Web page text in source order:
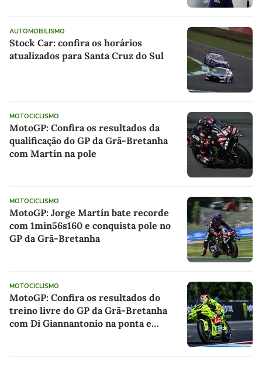
AUTOMOBILISMO
Stock Car: confira os horários
atualizados para Santa Cruz do Sul
MOTOCICLISMO
MotoGP: Confira os resultados da
qualificação do GP da Grã-Bretanha
com Martín na pole
MOTOCICLISMO
MotoGP: Jorge Martín bate recorde
com 1min56s160 e conquista pole no
GP da Grã-Bretanha
MOTOCICLISMO
MotoGP: Confira os resultados do
treino livre do GP da Grã-Bretanha
com Di Giannantonio na ponta e